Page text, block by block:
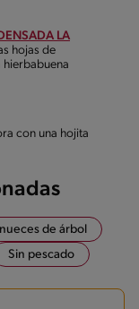
LA
hojas de
hierbabuena
con una hojita
de árbol
Sin pescado